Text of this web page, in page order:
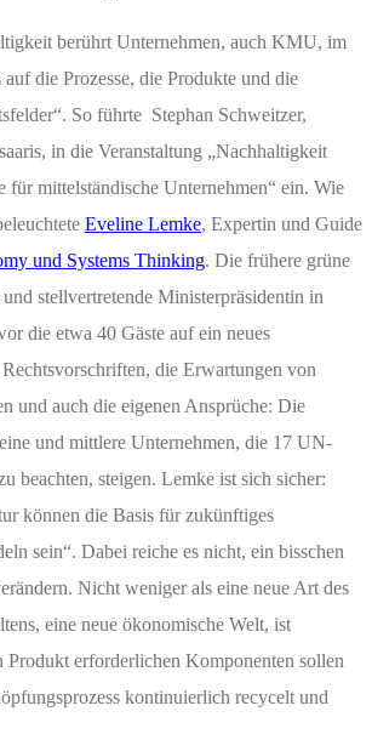
berührt Unternehmen, auch KMU, im
die Prozesse, die Produkte und die
So führte Stephan Schweitzer,
in die Veranstaltung „Nachhaltigkeit
für mittelständische Unternehmen“ ein. Wie
Eveline Lemke, Expertin und Guide
und Systems Thinking. Die frühere grüne
stellvertretende Ministerpräsidentin in
die etwa 40 Gäste auf ein neues
die Erwartungen von
und auch die eigenen Ansprüche: Die
und mittlere Unternehmen, die 17 UN-
beachten, steigen. Lemke ist sich sicher:
können die Basis für zukünftiges
sein“. Dabei reiche es nicht, ein bisschen
Nicht weniger als eine neue Art des
eine neue ökonomische Welt, ist
erforderlichen Komponenten sollen
kontinuierlich recycelt und